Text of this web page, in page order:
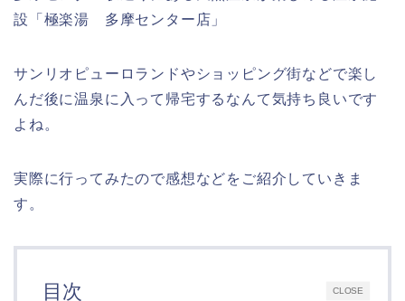
設「極楽湯 多摩センター店」
サンリオピューロランドやショッピング街などで楽し
んだ後に温泉に入って帰宅するなんて気持ち良いです
よね。
実際に行ってみたので感想などをご紹介していきま
す。
CLOSE
目次